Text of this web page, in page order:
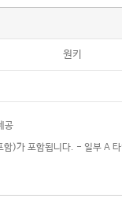
원키
공
)가 포함됩니다. - 일부 A 타